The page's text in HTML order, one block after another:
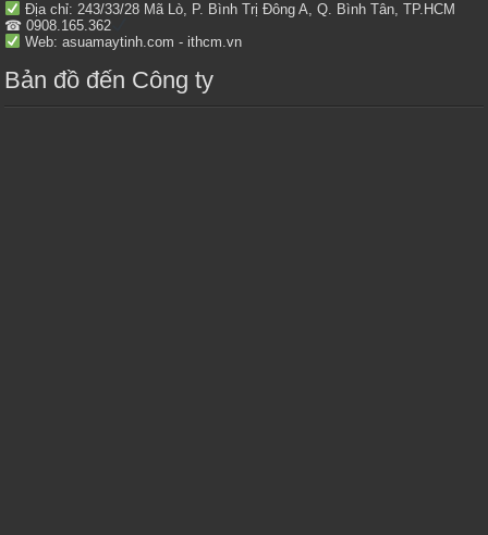
Địa chỉ: 243/33/28 Mã Lò, P. Bình Trị Đông A, Q. Bình Tân, TP.HCM
☎ 0908.165.362
Web: asuamaytinh.com - ithcm.vn
Bản đồ đến Công ty